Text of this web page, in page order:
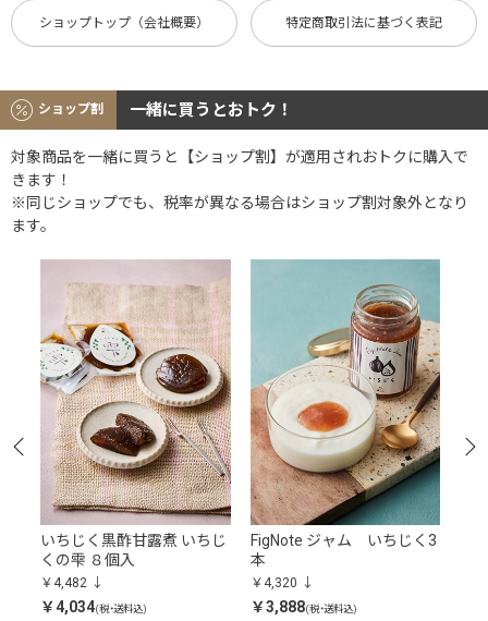
ショップトップ（会社概要） 特定商取引法に基づく表記
ショップ割 一緒に買うとおトク！
対象商品を一緒に買うと【ショップ割】が適用されおトクに購入で
きます！
※同じショップでも、税率が異なる場合はショップ割対象外となり
ます。
いちじく黒酢甘露煮 いちじ
くの雫 ８個入
￥4,482
￥4,034(税・送料込)
FigNote ジャム いちじく3
本
￥4,320
￥3,888(税・送料込)